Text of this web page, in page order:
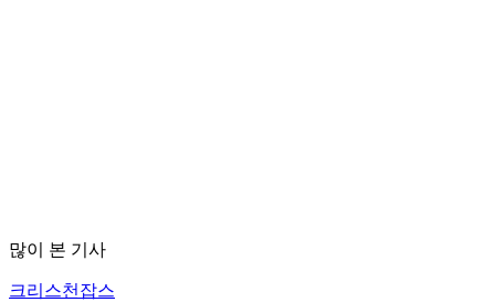
많이 본 기사
크리스천잡스